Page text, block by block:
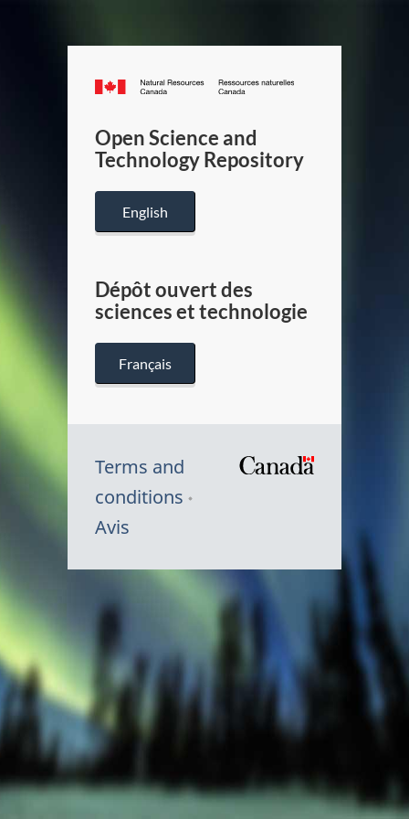
Canada.ca
/
Canada
Open Science and
Technology Repository
English
Dépôt ouvert des
sciences et technologie
Français
Terms and
conditions
Avis
Canada